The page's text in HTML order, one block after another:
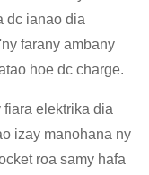
dc ianao dia
farany ambany
hoe dc charge.
fiara elektrika dia
izay manohana ny
roa samy hafa